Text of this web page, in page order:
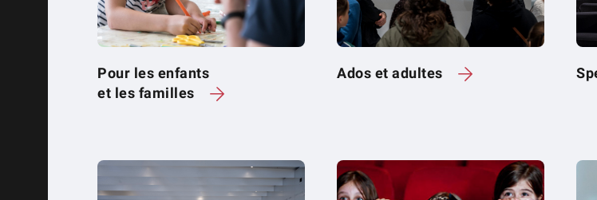
Pour les enfants
et les familles
Ados et adultes